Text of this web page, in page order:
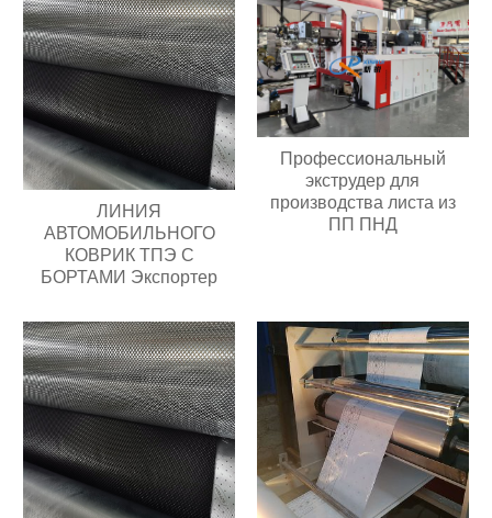
ЛИНИЯ
АВТОМОБИЛЬНОГО
КОВРИК ТПЭ С
БОРТАМИ Экспортер
Профессиональный
экструдер для
производства листа из
ПП ПНД